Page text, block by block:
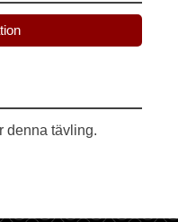
denna tävling.